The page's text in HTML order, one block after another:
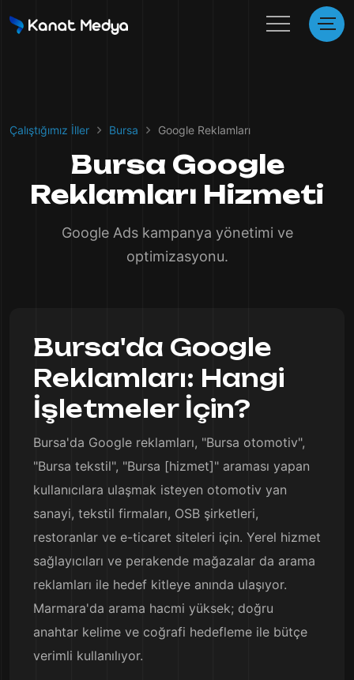
Çalıştığımız İller Bursa Google Reklamları
Bursa Google
Reklamları Hizmeti
Google Ads kampanya yönetimi ve
optimizasyonu.
Bursa'da Google
Reklamları: Hangi
İşletmeler İçin?
Bursa'da Google reklamları, "Bursa otomotiv",
"Bursa tekstil", "Bursa [hizmet]" araması yapan
kullanıcılara ulaşmak isteyen otomotiv yan
sanayi, tekstil firmaları, OSB şirketleri,
restoranlar ve e-ticaret siteleri için. Yerel hizmet
sağlayıcıları ve perakende mağazalar da arama
reklamları ile hedef kitleye anında ulaşıyor.
Marmara'da arama hacmi yüksek; doğru
anahtar kelime ve coğrafi hedefleme ile bütçe
verimli kullanılıyor.